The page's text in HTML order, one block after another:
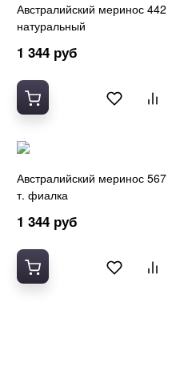
Австралийский меринос 442
натуральный
1 344 руб
Австралийский меринос 567
т. фиалка
1 344 руб